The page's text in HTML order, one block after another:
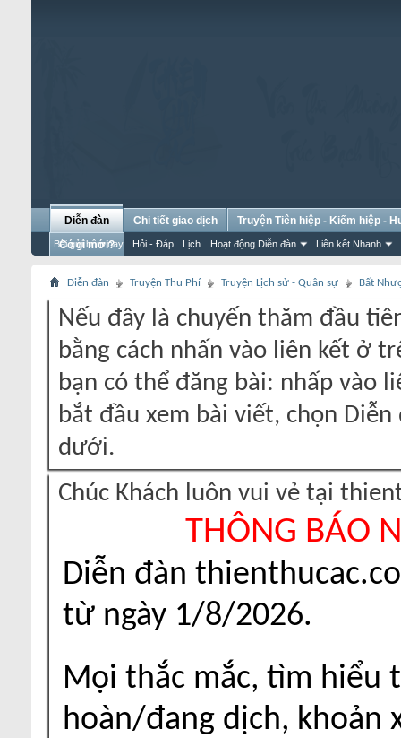
Diễn đàn
Bài gửi hôm nay Hỏi - Đáp Lịch Hoạt động Diễn đàn Liên kết Nhanh
Chi tiết giao dịch
Truyện Tiên hiệp - Kiếm hiệp -
Có gì mới?
Diễn đàn Truyện Thu Phí Truyện Lịch sử - Quân sự Bất
Nếu đây là chuyến thăm đầu
bằng cách nhấn vào liên kết ở
bạn có thể đăng bài: nhấp vào
bắt đầu xem bài viết, chọn
dưới.
Chúc Khách luôn vui vẻ tại
THÔNG BÁO
Diễn đàn
từ ngày 1/8/2026.
Mọi thắc mắc, tìm hiểu
hoàn/đang dịch, khoản